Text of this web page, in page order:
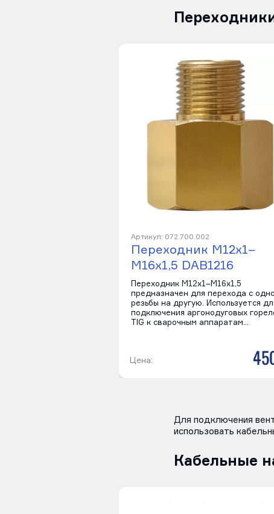
Артикул: 072.700.002
Переходник M12х1–
M16х1,5 DAB1216
Переходник M12х1–M16х1,5
предназначен для перехода с
резьбы на другую. Используется
подключения аргонодуговых
TIG к сварочным аппаратам…
Цена:
Для подключения
использовать
Кабельные